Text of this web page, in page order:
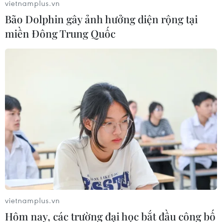
Truyền thông và marketing bước vào kỷ
Trong thời đại truyền thông và marketing số, mối quan
hệ giữa doanh nghiệp và khách hàng đang được tái
định hình theo một hướng mới - giữa người và người
với xu thế ngày càng thân thiện.
vietnamplus.vn
Bão Dolphin gây ảnh hưởng diện rộng tại
miền Đông Trung Quốc
vietnamplus.vn
Hôm nay, các trường đại học bắt đầu công bố